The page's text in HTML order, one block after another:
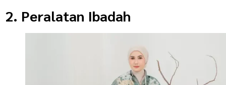
2. Peralatan Ibadah